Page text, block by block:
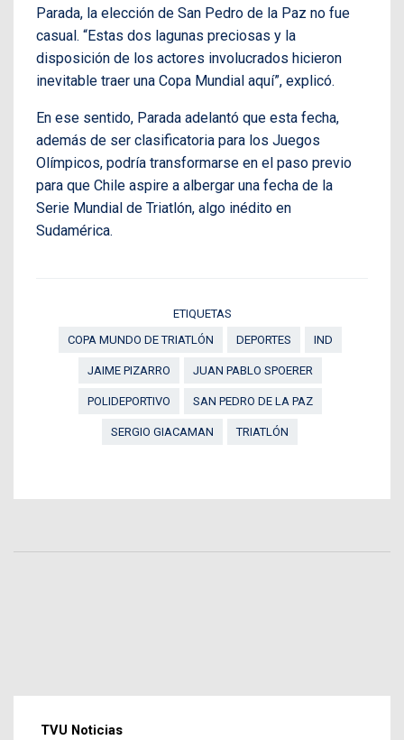
Parada, la elección de San Pedro de la Paz no fue
casual. “Estas dos lagunas preciosas y la
disposición de los actores involucrados hicieron
inevitable traer una Copa Mundial aquí”, explicó.
En ese sentido, Parada adelantó que esta fecha,
además de ser clasificatoria para los Juegos
Olímpicos, podría transformarse en el paso previo
para que Chile aspire a albergar una fecha de la
Serie Mundial de Triatlón, algo inédito en
Sudamérica.
ETIQUETAS
COPA MUNDO DE TRIATLÓN
DEPORTES IND
JAIME PIZARRO JUAN PABLO SPOERER
POLIDEPORTIVO SAN PEDRO DE LA PAZ
SERGIO GIACAMAN TRIATLÓN
TVU Noticias